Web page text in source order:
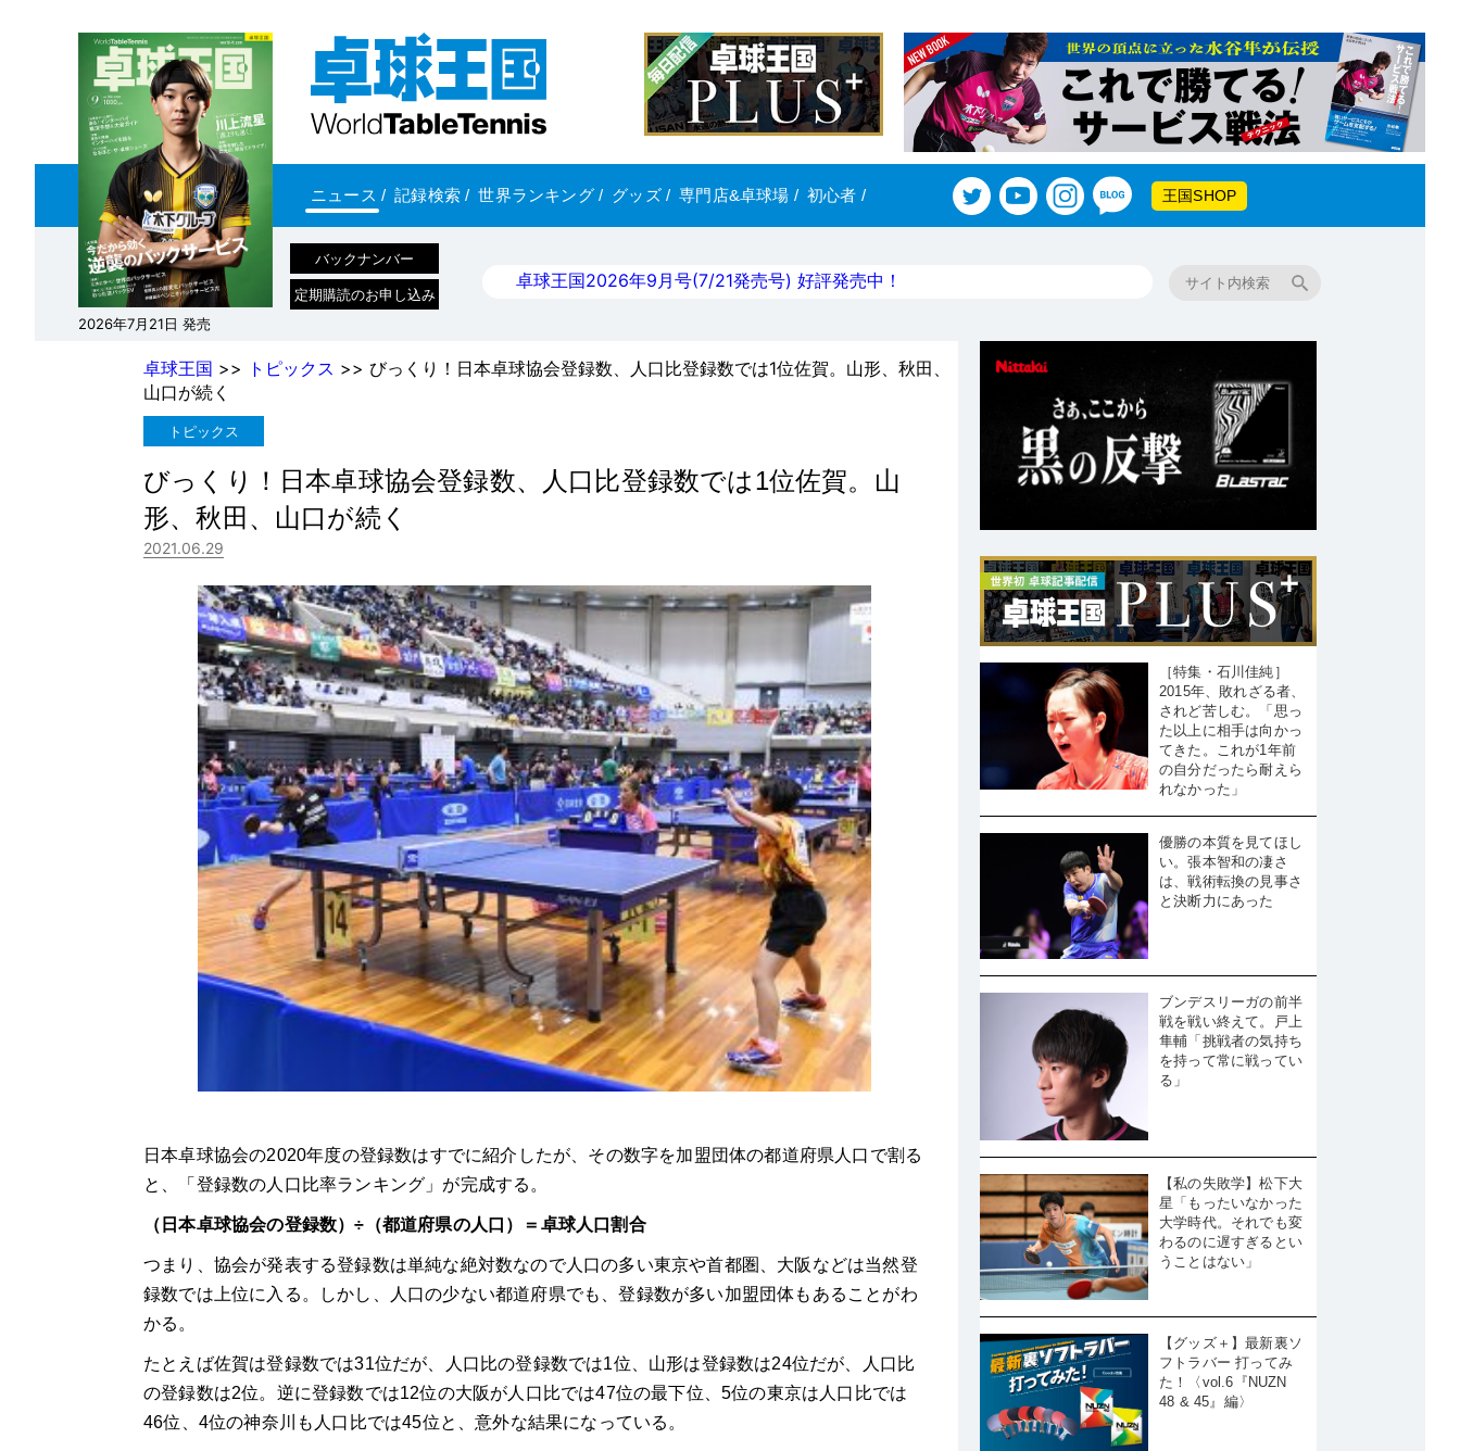
ニュース / 記録検索 / 世界ランキング/ グッズ/ 専門店&卓球場 / 初心者 / 王国SHOP
2026年7月21日 発売
バックナンバー
定期購読のお申し込み
卓球王国2026年9月号(7/21発売号) 好評発売中！
卓球王国 >> トピックス >> びっくり！日本卓球協会登録数、人口比登録数では1位佐賀。山形、秋田、
山口が続く
トピックス
びっくり！日本卓球協会登録数、人口比登録数では1位佐賀。山
形、秋田、山口が続く
2021.06.29
日本卓球協会の2020年度の登録数はすでに紹介したが、その数字を加盟団体の都道府県人口で割る
と、「登録数の人口比率ランキング」が完成する。
（日本卓球協会の登録数）÷（都道府県の人口）＝卓球人口割合
つまり、協会が発表する登録数は単純な絶対数なので人口の多い東京や首都圏、大阪などは当然登
録数では上位に入る。しかし、人口の少ない都道府県でも、登録数が多い加盟団体もあることがわ
かる。
たとえば佐賀は登録数では31位だが、人口比の登録数では1位、山形は登録数は24位だが、人口比
の登録数は2位。逆に登録数では12位の大阪が人口比では47位の最下位、5位の東京は人口比では
46位、4位の神奈川も人口比では45位と、意外な結果になっている。
［特集・石川佳純］
2015年、敗れざる者、
されど苦しむ。「思っ
た以上に相手は向かっ
てきた。これが1年前
の自分だったら耐えら
れなかった」
優勝の本質を見てほし
い。張本智和の凄さ
は、戦術転換の見事さ
と決断力にあった
ブンデスリーガの前半
戦を戦い終えて。戸上
隼輔「挑戦者の気持ち
を持って常に戦ってい
る」
【私の失敗学】松下大
星「もったいなかった
大学時代。それでも変
わるのに遅すぎるとい
うことはない」
【グッズ＋】最新裏ソ
フトラバー 打ってみ
た！〈vol.6『NUZN
48 & 45』編〉